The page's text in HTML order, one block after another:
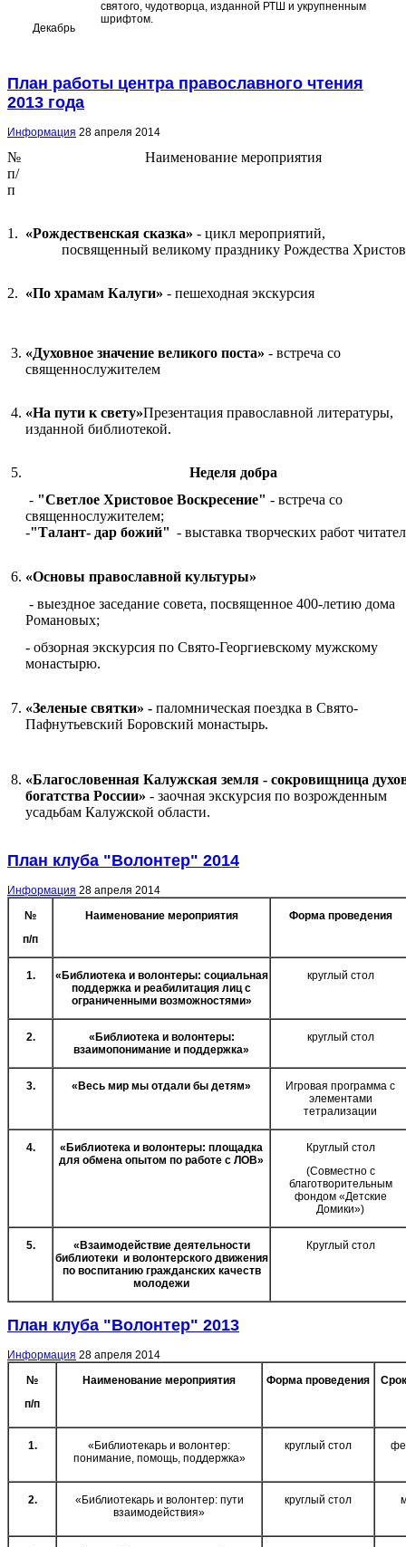
Декабрь
святого, чудотворца, изданной РТШ и укрупненным
шрифтом.
План работы центра православного чтения
2013 года
Информация 28 апреля 2014
№
п/
п
Наименование мероприятия
1. «Рождественская сказка» - цикл
посвященный великому празднику Рождества
2. «По храмам Калуги» - пешеходная экскурсия
3. «Духовное значение великого поста» - встреча со
cвященнослужителем
4. «На пути к свету»Презентация православной литературы,
изданной библиотекой.
5.
Неделя добра
- "Светлое Христовое Воскресение" - встреча со
-"Талант- дар божий" - выставка творческих работ
6. «Основы православной культуры»
- выездное заседание совета, посвященное 400-летию дома
Романовых;
- обзорная экскурсия по Свято-Георгиевскому мужскому
монастырю.
7. «Зеленые святки» - паломническая поездка в Свято-
Пафнутьевский Боровский монастырь.
8. «Благословенная Калужская земля - сокровищница
богатства России» - заочная экскурсия по возрожденным
усадьбам Калужской области.
План клуба "Волонтер" 2014
Информация 28 апреля 2014
№
п/п
Наименование мероприятия Форма проведения
1.
«Библиотека и волонтеры: социальная
поддержка и реабилитация лиц с
ограниченными возможностями»
круглый стол
2.
«Библиотека и волонтеры:
взаимопонимание и поддержка»
круглый стол
3. «Весь мир мы отдали бы детям»
Игровая программа с
элементами
тетрализации
4.
«Библиотека и волонтеры: площадка
для обмена опытом по работе с ЛОВ»
Круглый стол
(Совместно с
благотворительным
фондом «Детские
Домики»)
5.
«Взаимодействие деятельности
библиотеки и волонтерского движения
по воспитанию гражданских качеств
молодежи
Круглый стол
План клуба "Волонтер" 2013
Информация 28 апреля 2014
№
п/п
Наименование мероприятия Форма проведения
1.
«Библиотекарь и волонтер:
понимание, помощь, поддержка»
круглый стол
2.
«Библиотекарь и волонтер: пути
взаимодействия»
круглый стол